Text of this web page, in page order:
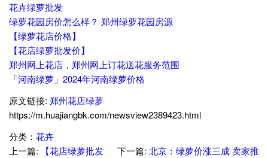
花卉绿萝批发
绿萝花园房价怎么样？ 郑州绿萝花园房源
【绿萝花店价格】
【花店绿萝批发价】
郑州网上花店，郑州网上订花送花服务范围
「河南绿萝」2024年河南绿萝价格
原文链接: 郑州花店绿萝
https://m.huajiangbk.com/newsview2389423.html
分类： 花卉
上一篇:
【花店绿萝批发
下一篇: 北京：绿萝价涨三成 卖家推